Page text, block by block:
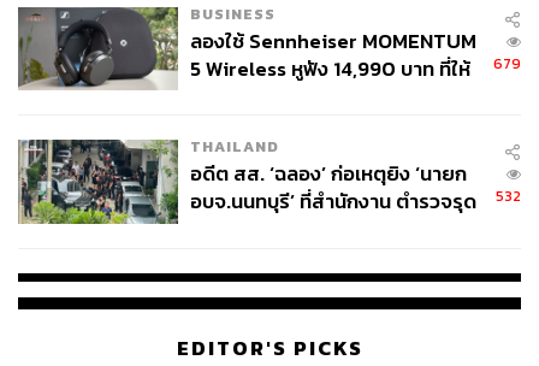
BUSINESS
ลองใช้ Sennheiser MOMENTUM
5 Wireless หูฟัง 14,990 บาท ที่ให้
679
THAILAND
อดีต สส. ‘ฉลอง’ ก่อเหตุยิง ‘นายก
อบจ.นนทบุรี’ ที่สำนักงาน ตำรวจรุด
532
EDITOR'S PICKS